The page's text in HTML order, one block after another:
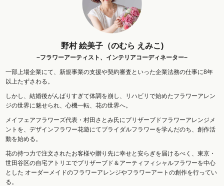
野村 絵美子（のむら えみこ)
~フラワーアーティスト、インテリアコーディネーター~
一部上場企業にて、新規事業の支援や契約審査といった企業法務の仕事に8年
以上たずさわる。
しかし、結婚後がんばりすぎて体調を崩し、リハビリで始めたフラワーアレン
ジの世界に魅せられ、心機一転、花の世界へ。
メイフェアフラワーズ代表・村田さとみ氏にプリザーブドフラワーアレンジメ
ントを、デザインフラワー花遊にてブライダルフラワーを学んだのち、創作活
動を始める。
花の持つ力で注文されたお客様や贈り先に幸せと安らぎを届けるべく、東京・
世田谷区の自宅アトリエでプリザーブド＆アーティフィシャルフラワーを中心
とした オーダーメイドのフラワーアレンジやフラワーアートの創作を行ってい
る。